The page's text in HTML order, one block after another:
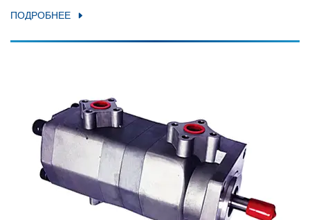
ПОДРОБНЕЕ